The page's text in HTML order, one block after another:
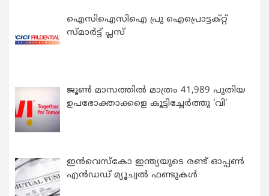
ഐസിഐസിഐ പ്രു ഐപ്രൊട്ടക്റ്റ്
സ്മാർട്ട് പ്ലസ്
ജൂൺ മാസത്തിൽ മാത്രം 41,989 പുതിയ
ഉപഭോക്താക്കളെ കൂട്ടിച്ചേർത്തു ‘വി’
ഇന്‍വെസ്കോ ഇന്ത്യയുടെ രണ്ട് ഓപ്പണ്‍
എന്‍ഡഡ് മ്യൂച്വല്‍ ഫണ്ടുകള്‍